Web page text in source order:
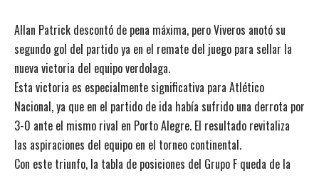
Allan Patrick descontó de pena máxima, pero Viveros anotó su
segundo gol del partido ya en el remate del juego para sellar la
nueva victoria del equipo verdolaga.
Esta victoria es especialmente significativa para Atlético
Nacional, ya que en el partido de ida había sufrido una derrota por
3-0 ante el mismo rival en Porto Alegre. El resultado revitaliza
las aspiraciones del equipo en el torneo continental.
Con este triunfo, la tabla de posiciones del Grupo F queda de la